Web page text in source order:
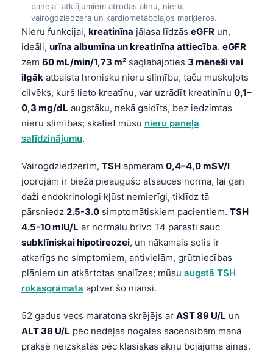
paneļa” atklājumiem atrodas aknu, nieru,
vairogdziedzera un kardiometabolajos marķieros.
Nieru funkcijai, kreatinīna jālasa līdzās eGFR un,
ideāli, urīna albumīna un kreatinīna attiecība. eGFR
zem 60 mL/min/1,73 m² saglabājoties 3 mēneši vai
ilgāk atbalsta hronisku nieru slimību, taču muskuļots
cilvēks, kurš lieto kreatīnu, var uzrādīt kreatinīnu 0,1–
0,3 mg/dL augstāku, nekā gaidīts, bez iedzimtas
nieru slimības; skatiet mūsu nieru paneļa
salīdzinājumu.
Vairogdziedzerim, TSH apmēram 0,4–4,0 mSV/l
joprojām ir biežā pieaugušo atsauces norma, lai gan
daži endokrinologi kļūst nemierīgi, tiklīdz tā
pārsniedz 2.5-3.0 simptomātiskiem pacientiem. TSH
4.5-10 mIU/L ar normālu brīvo T4 parasti sauc
subklīniskai hipotireozei, un nākamais solis ir
atkarīgs no simptomiem, antivielām, grūtniecības
plāniem un atkārtotas analīzes; mūsu augstā TSH
rokasgrāmata aptver šo niansi.
52 gadus vecs maratona skrējējs ar AST 89 U/L un
ALT 38 U/L pēc nedēļas nogales sacensībām manā
praksē neizskatās pēc klasiskas aknu bojājuma ainas.